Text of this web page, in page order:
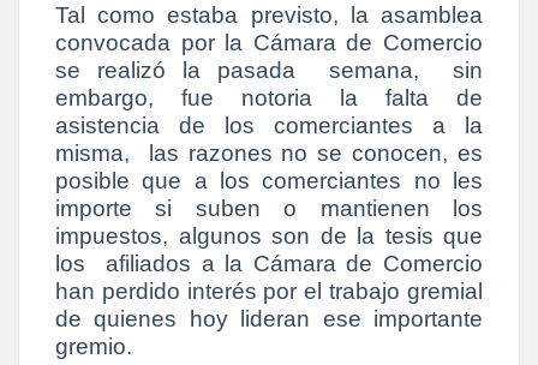
Tal como estaba previsto, la asamblea
convocada por la Cámara de Comercio
se realizó la pasada semana, sin
embargo, fue notoria la falta de
asistencia de los comerciantes a la
misma, las razones no se conocen, es
posible que a los comerciantes no les
importe si suben o mantienen los
impuestos, algunos son de la tesis que
los afiliados a la Cámara de Comercio
han perdido interés por el trabajo gremial
de quienes hoy lideran ese importante
gremio.